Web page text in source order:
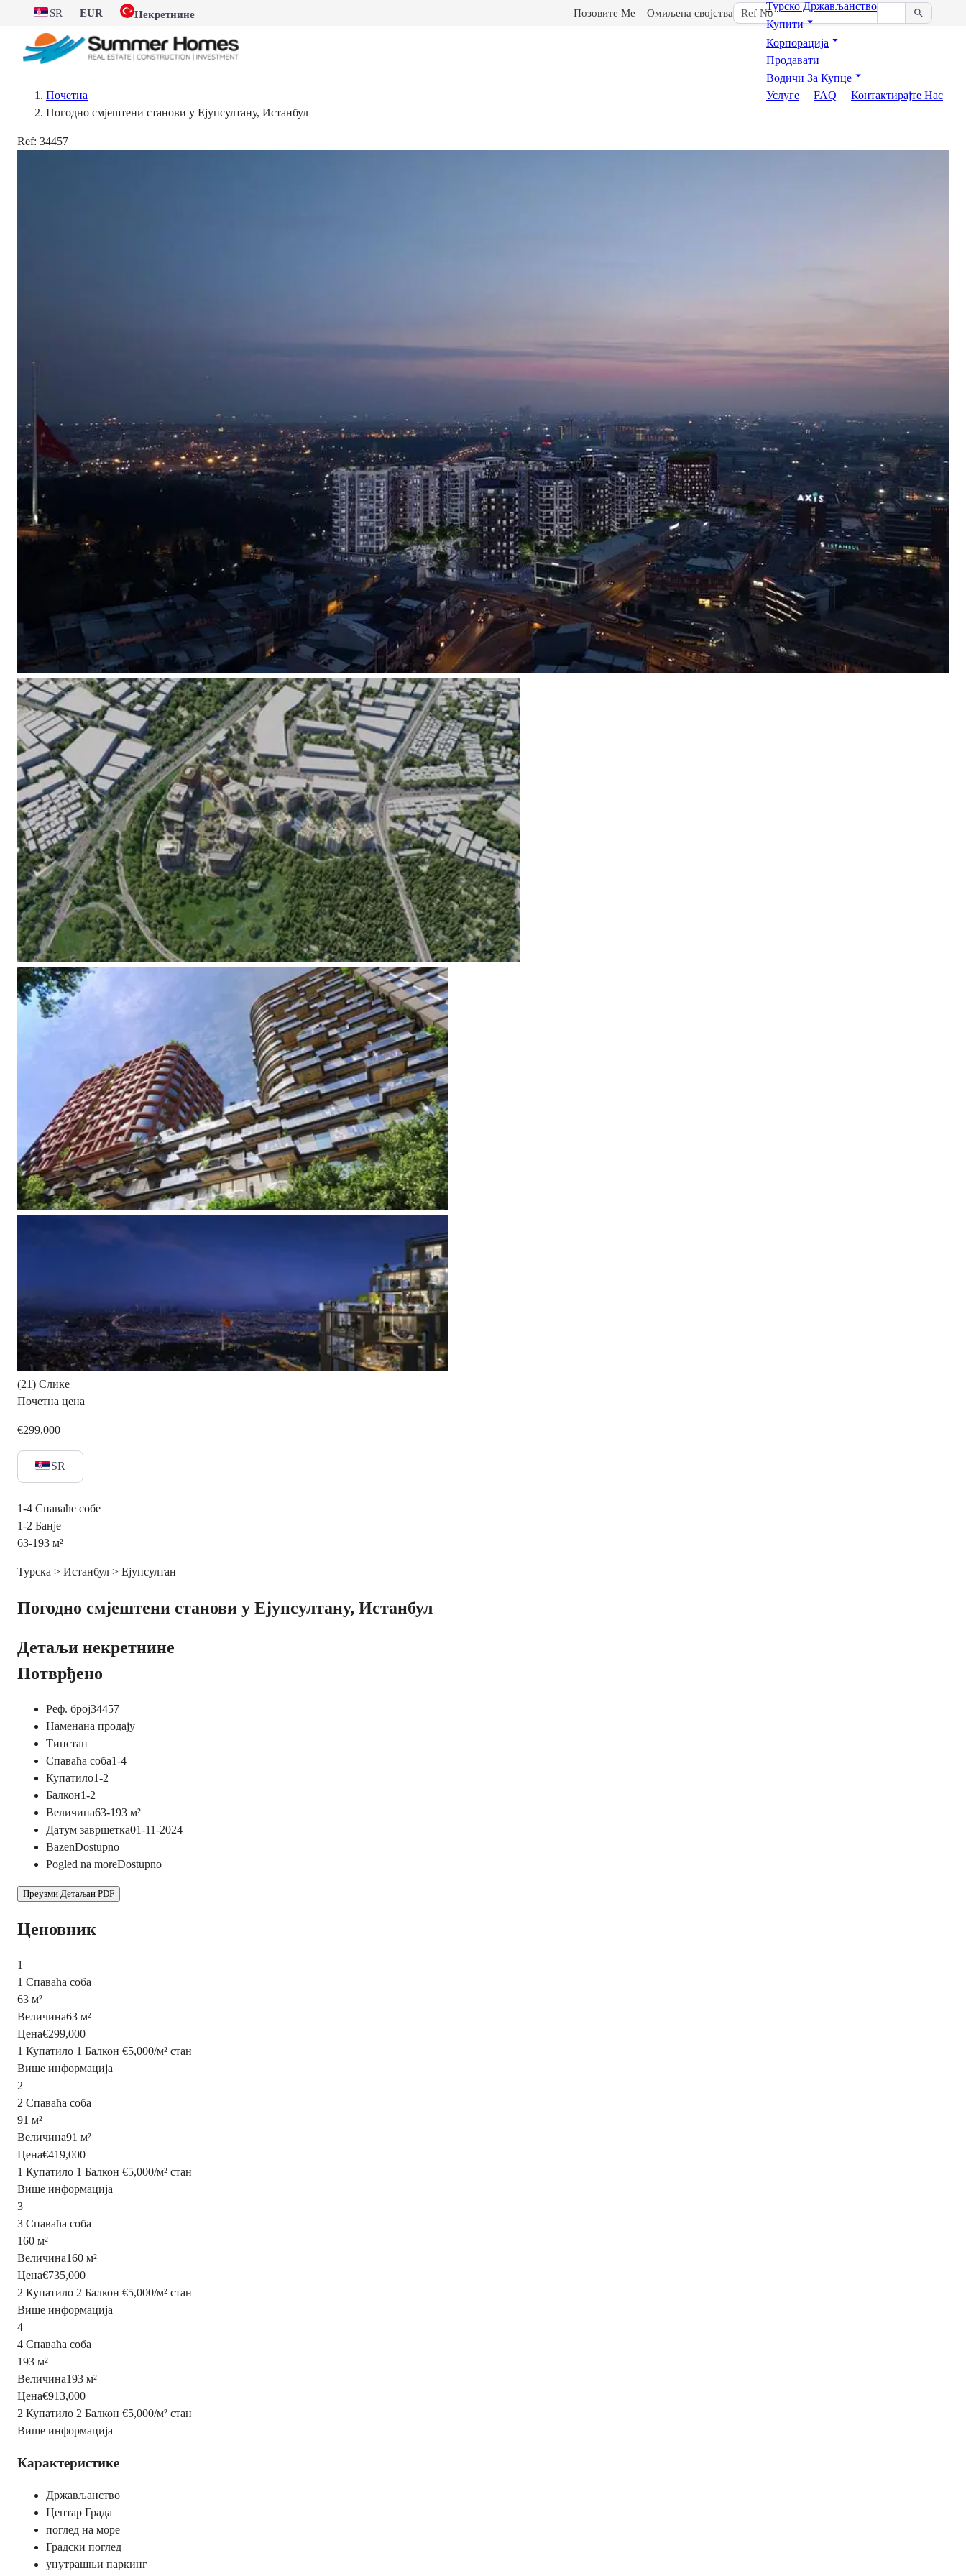
SR EUR Некретнине Позовите Ме Омиљена својства
Турско Држављанство
Купити
Корпорација
Продавати
Водичи За Купце
Услуге
FAQ Контактирајте Нас
Почетна
Погодно смјештени станови у Ејупсултану, Истанбул
Ref: 34457
(21) Слике
Почетна цена
€299,000
SR
1-4 Спаваће собе
1-2 Банје
63-193 м²
Турска > Истанбул > Ејупсултан
Погодно смјештени станови у Ејупсултану, Истанбул
Детаљи некретнине
Потврђено
Реф. број34457
Наменана продају
Типстан
Спаваћа соба1-4
Купатило1-2
Балкон1-2
Величина63-193 м²
Датум завршетка01-11-2024
BazenDostupno
Pogled na moreDostupno
Преузми Детаљан PDF
Ценовник
1
1 Спаваћа соба
63 м²
Величина63 м²
Цена€299,000
1 Купатило 1 Балкон €5,000/м² стан
Више информација
2
2 Спаваћа соба
91 м²
Величина91 м²
Цена€419,000
1 Купатило 1 Балкон €5,000/м² стан
Више информација
3
3 Спаваћа соба
160 м²
Величина160 м²
Цена€735,000
2 Купатило 2 Балкон €5,000/м² стан
Више информација
4
4 Спаваћа соба
193 м²
Величина193 м²
Цена€913,000
2 Купатило 2 Балкон €5,000/м² стан
Више информација
Карактеристике
Држављанство
Центар Града
поглед на море
Градски поглед
унутрашњи паркинг